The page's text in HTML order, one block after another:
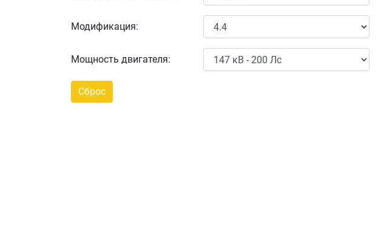
Модификация:
Мощность двигателя: